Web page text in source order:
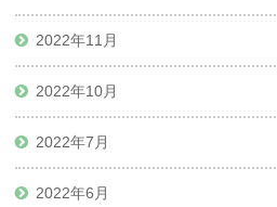
2022年11月
2022年10月
2022年7月
2022年6月